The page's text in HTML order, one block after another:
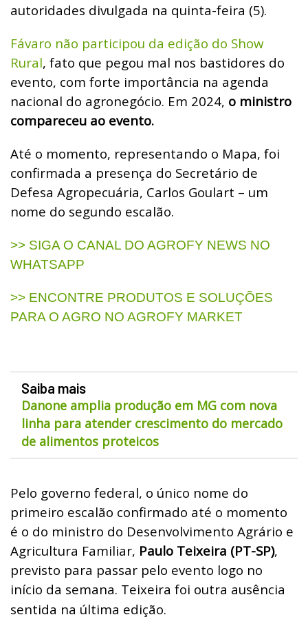
autoridades divulgada na quinta-feira (5).
Fávaro não participou da edição do Show
Rural, fato que pegou mal nos bastidores do
evento, com forte importância na agenda
nacional do agronegócio. Em 2024, o ministro
compareceu ao evento.
Até o momento, representando o Mapa, foi
confirmada a presença do Secretário de
Defesa Agropecuária, Carlos Goulart – um
nome do segundo escalão.
>> SIGA O CANAL DO AGROFY NEWS NO
WHATSAPP
>> ENCONTRE PRODUTOS E SOLUÇÕES
PARA O AGRO NO AGROFY MARKET
Saiba mais
Danone amplia produção em MG com nova
linha para atender crescimento do mercado
de alimentos proteicos
Pelo governo federal, o único nome do
primeiro escalão confirmado até o momento
é o do ministro do Desenvolvimento Agrário e
Agricultura Familiar, Paulo Teixeira (PT-SP),
previsto para passar pelo evento logo no
início da semana. Teixeira foi outra ausência
sentida na última edição.